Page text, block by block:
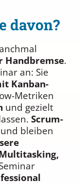
davon?
Handbremse.
an: Sie
Kanban-
Metriken
und gezielt
Scrum-
bleiben